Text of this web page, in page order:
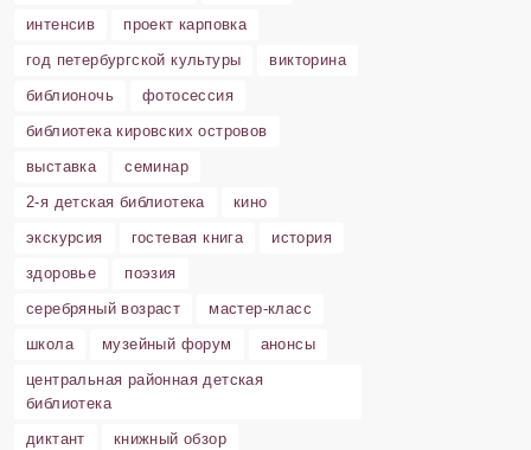
интенсив
проект карповка
год петербургской культуры
викторина
библионочь
фотосессия
библиотека кировских островов
выставка
семинар
2-я детская библиотека
кино
экскурсия
гостевая книга
история
здоровье
поэзия
серебряный возраст
мастер-класс
школа
музейный форум
анонсы
центральная районная детская
библиотека
диктант
книжный обзор